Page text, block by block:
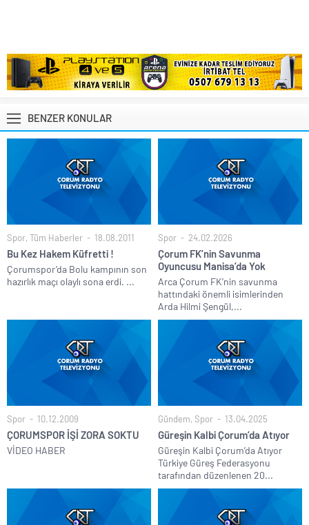
BENZER KONULAR
Spor, Tüm Haberler 18.08.2011
Bu Kez Hakem Küfretti !
Çorumspor’da Bolu kampının son
hazırlık maçı olaylı sona erdi. ...
Spor 24.02.2026
Çorum FK’nin Savunma
Oyuncusu Manisa’da Yok
Arca Çorum FK’nin savunma
hattındaki önemli isimlerinden
Arda Hilmi Şengül,...
Spor 10.12.2009
ÇORUMSPOR İŞİ ZORA SOKTU
VİDEO HABER
Gündem, Spor 13.04.2025
Güreşin Kalbi Çorum’da Atıyor
Güreşin Kalbi Çorum’da Atıyor
Türkiye Güreş Federasyonu
tarafından düzenlenen 20...